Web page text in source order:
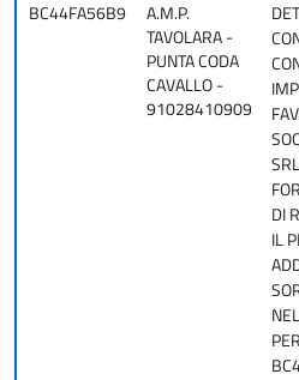
BC44FA56B9
A.M.P.
TAVOLARA -
PUNTA CODA
CAVALLO -
91028410909
DI
IL